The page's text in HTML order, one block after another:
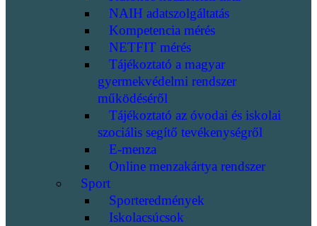
NAIH adatszolgáltatás
Kompetencia mérés
NETFIT mérés
Tájékoztató a magyar
gyermekvédelmi rendszer
működéséről
Tájékoztató az óvodai és iskolai
szociális segítő tevékenységről
E-menza
Online menzakártya rendszer
Sport
Sporteredmények
Iskolacsúcsok